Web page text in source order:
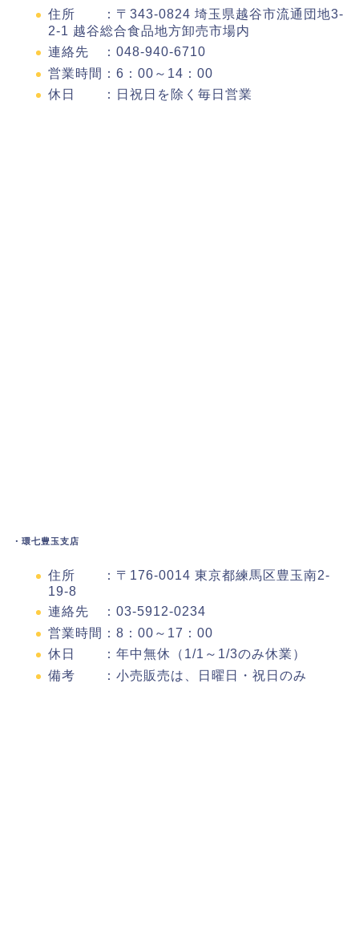
住所 ：〒343-0824 埼玉県越谷市流通団地3-
2-1 越谷総合食品地方卸売市場内
連絡先 ：048-940-6710
営業時間：6：00～14：00
休日 ：日祝日を除く毎日営業
・環七豊玉支店
住所 ：〒176-0014 東京都練馬区豊玉南2-
19-8
連絡先 ：03-5912-0234
営業時間：8：00～17：00
休日 ：年中無休（1/1～1/3のみ休業）
備考 ：小売販売は、日曜日・祝日のみ